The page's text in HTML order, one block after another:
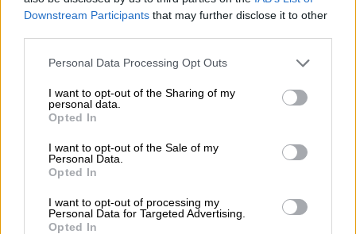
Downstream Participants that may further disclose it to other
Please note that this website/app uses one or more Google
not limited to your visit or usage behaviour. You may click to
grant or deny consent to Google and its third-party tags to
use your data for below specified purposes in below Google
consent section.
Personal Data Processing Opt Outs
I want to opt-out of the Sharing of my
personal data.
Opted In
I want to opt-out of the Sale of my
Personal Data.
Opted In
I want to opt-out of processing my
Personal Data for Targeted Advertising.
Opted In
κομμωτηρίωνκαι τωνκέντρων περιποίησης
άκρων.
Γι' αυτό και όλα δείχνουν ότι το
λιανεμπόριο
μετατίθεται για την πρώτη εβδομάδα του
Απριλίου. Μάλιστα εάν μέχρι τότε δεν
πέσουν σημαντικά τα νέα κρούσματα, είναι
πιθανό τακαταστήματανα ανοίξουν μόνο με
click away και όχι με φυσική παρουσία. Κάτι
δηλαδή στις 12 Απριλίου.